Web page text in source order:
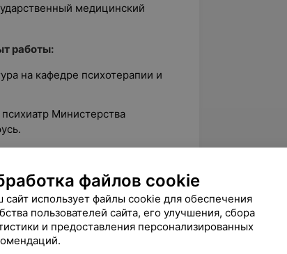
медицинский
работы:
на кафедре психотерапии и
Министерства
по психотерапии БелМАПО
файлов cookie
сайт использует файлы cookie для обеспечения
пользователей сайта, его улучшения, сбора
и предоставления персонализированных